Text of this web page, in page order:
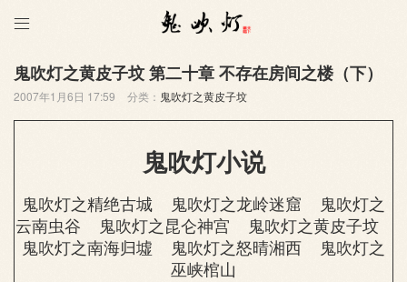

鬼吹灯之黄皮子坟 第二十章 不存在房间之楼（下）
2007年1月6日 17:59 分类： 鬼吹灯之黄皮子坟
鬼吹灯小说
鬼吹灯之精绝古城 鬼吹灯之龙岭迷窟
鬼吹灯之
云南虫谷
鬼吹灯之昆仑神宫
鬼吹灯之黄皮子坟
鬼吹灯之南海归墟
鬼吹灯之怒晴湘西
鬼吹灯之
巫峡棺山